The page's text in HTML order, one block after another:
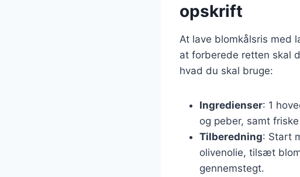
opskrift
At lave blomkålsris med
at forberede retten skal
hvad du skal bruge:
Ingredienser: 1
og peber, samt
Tilberedning: Start
olivenolie, tilsæt
gennemstegt.